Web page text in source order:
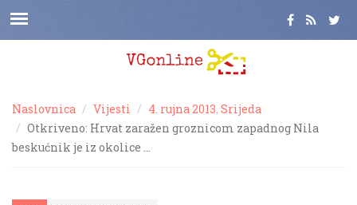
Naslovnica Vijesti
4. rujna 2013. Srijeda
Otkriveno: Hrvat zaražen groznicom zapadnog Nila
beskućnik je iz okolice …